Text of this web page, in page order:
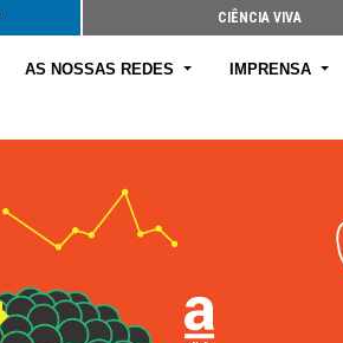
CIÊNCIA VIVA
AS NOSSAS REDES IMPRENSA